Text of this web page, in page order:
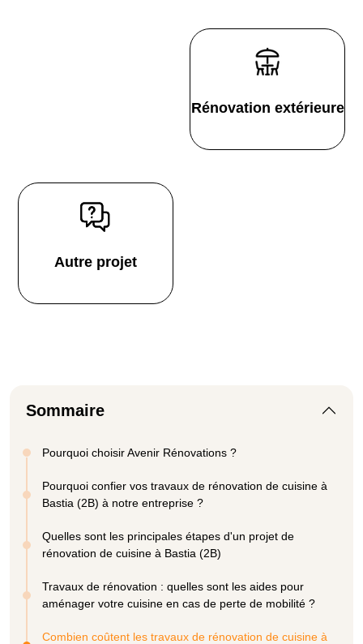
Rénovation extérieure
Autre projet
Sommaire
Pourquoi choisir Avenir Rénovations ?
Pourquoi confier vos travaux de rénovation de cuisine à
Bastia (2B) à notre entreprise ?
Quelles sont les principales étapes d'un projet de
rénovation de cuisine à Bastia (2B)
Travaux de rénovation : quelles sont les aides pour
aménager votre cuisine en cas de perte de mobilité ?
Combien coûtent les travaux de rénovation de cuisine à